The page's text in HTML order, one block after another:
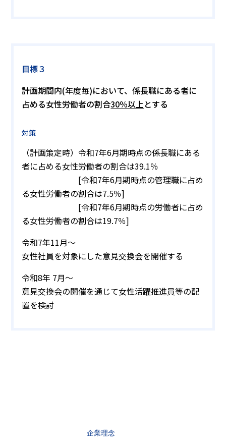
目標３
計画期間内(年度毎)において、係長職にある者に
占める女性労働者の割合30％以上とする
対策
（計画策定時）令和7年6月期時点の係長職にある
者に占める女性労働者の割合は39.1％
[令和7年6月期時点の管理職に占め
る女性労働者の割合は7.5％]
[令和7年6月期時点の労働者に占め
る女性労働者の割合は19.7％]
令和7年11月～
女性社員を対象にした意見交換会を開催する
令和8年 7月～
意見交換会の開催を通じて女性活躍推進員等の配
置を検討
企業理念